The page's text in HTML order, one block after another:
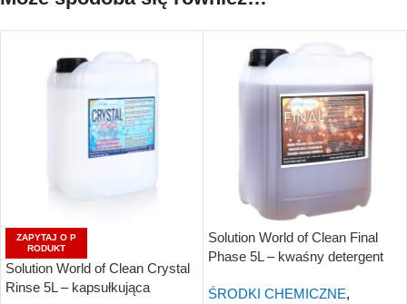
ZAPYTAJ O P
RODUKT
Solution World of Clean Crystal
Rinse 5L – kapsułkująca
Solution World of Clean Final
Phase 5L – kwaśny detergent
ŚRODKI CHEMICZNE,